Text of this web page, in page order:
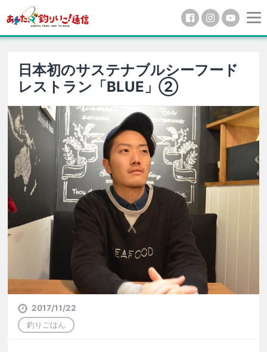
日本初のサステナブルシーフード
レストラン「BLUE」②
2017/11/22
釣りごはん